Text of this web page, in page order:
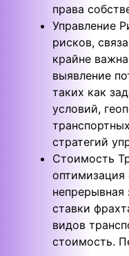
права
Управление
рисков,
крайне
выявление
таких как
условий,
стратегий
Стоимость
оптимизация
непрерывная
ставки
видов
стоимость.